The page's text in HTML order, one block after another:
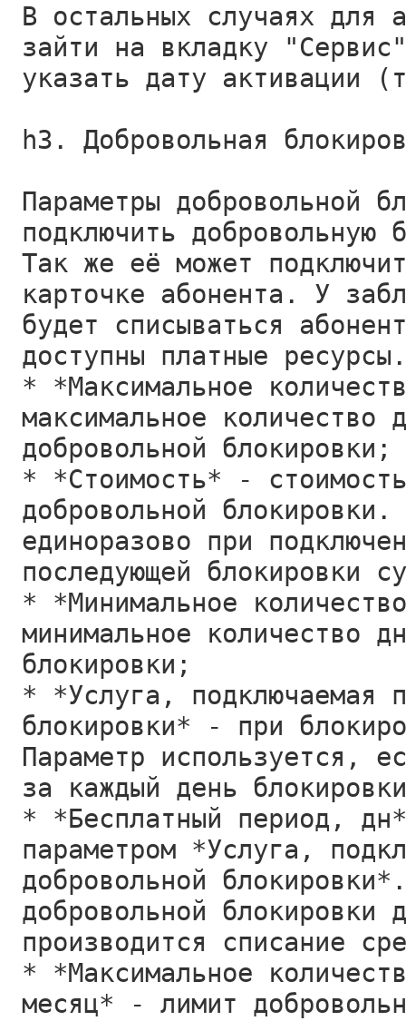
В остальных случаях для
зайти на вкладку
указать дату активации
h3. Добровольная
Параметры добровольной
подключить добровольную
Так же её может
карточке абонента. У
будет списываться
доступны платные
* *Максимальное
максимальное количество
добровольной блокировки;
* *Стоимость* -
добровольной
единоразово при
последующей блокировки
* *Минимальное
минимальное количество
блокировки;
* *Услуга, подключаемая
блокировки* - при
Параметр используется,
за каждый день
* *Бесплатный период,
параметром *Услуга,
добровольной
добровольной блокировки
производится списание
* *Максимальное
месяц* - лимит